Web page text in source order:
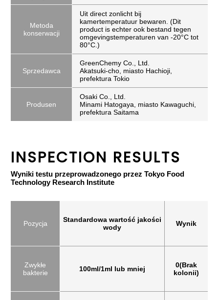
Metoda
konserwacji
Uit direct zonlicht bij
kamertemperatuur bewaren. (Dit
product is echter ook bestand tegen
omgevingstemperaturen van -20°C tot
80°C.)
Sprzedawca
GreenChemy Co., Ltd.
Akatsuki-cho, miasto Hachioji,
prefektura Tokio
Produsen
Osaki Co., Ltd.
Minami Hatogaya, miasto Kawaguchi,
prefektura Saitama
INSPECTION RESULTS
Wyniki testu przeprowadzonego przez Tokyo Food
Technology Research Institute
Pozycja
Standardowa wartość jakości
wody
Wynik
Zwykłe
bakterie
100ml/1ml lub mniej
0(Brak
kolonii)